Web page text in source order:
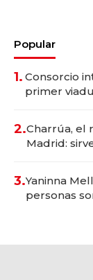
Popular
1. Consorcio
primer
2.Charrúa, el
Madrid:
3.Yaninna
personas